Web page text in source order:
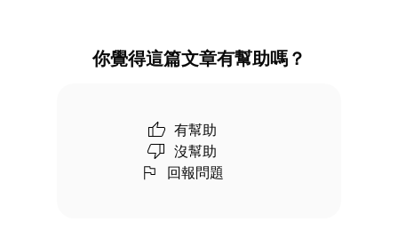
你覺得這篇文章有幫助嗎？
有幫助
沒幫助
回報問題